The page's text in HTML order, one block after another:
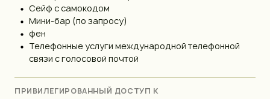
Сейф с самокодом
Мини-бар (по запросу)
фен
Телефонные услуги международной телефонной
связи с голосовой почтой
ПРИВИЛЕГИРОВАННЫЙ ДОСТУП К